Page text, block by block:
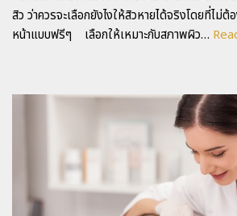
สิว ว่าควรจะเลือกยังไงให้สิวหายได้จริงโดยที่ไม่ต้
หน้าแบบฟรีๆ เลือกให้เหมาะกับสภาพผิว…